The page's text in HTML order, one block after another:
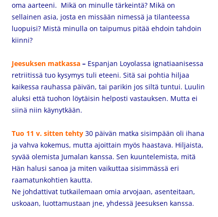
oma aarteeni. Mikä on minulle tärkeintä? Mikä on
sellainen asia, josta en missään nimessä ja tilanteessa
luopuisi? Mistä minulla on taipumus pitää ehdoin tahdoin
kiinni?
Jeesuksen matkassa – Espanjan Loyolassa ignatiaanisessa
retriitissä tuo kysymys tuli eteeni. Sitä sai pohtia hiljaa
kaikessa rauhassa päivän, tai parikin jos siltä tuntui. Luulin
aluksi että tuohon löytäisin helposti vastauksen. Mutta ei
siinä niin käynytkään.
Tuo 11 v. sitten tehty 30 päivän matka sisimpään oli ihana
ja vahva kokemus, mutta ajoittain myös haastava. Hiljaista,
syvää olemista Jumalan kanssa. Sen kuuntelemista, mitä
Hän halusi sanoa ja miten vaikuttaa sisimmässä eri
raamatunkohtien kautta.
Ne johdattivat tutkailemaan omia arvojaan, asenteitaan,
uskoaan, luottamustaan jne, yhdessä Jeesuksen kanssa.